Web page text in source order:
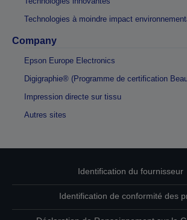
Technologies à moindre impact
Company
Epson Europe Electronics
Digigraphie® (Programme de certification
Impression directe sur tissu
Autres sites
Identification du fournisseur
Identification de conformité des